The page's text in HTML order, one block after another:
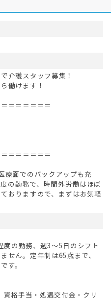
介護スタッフ募集！
働けます！
＝＝＝＝＝＝
＝＝＝＝＝＝
療面でのバックアップも充
の勤務で、時間外労働はほぼ
おりますので、まずはお気軽
の勤務、週3～5日のシフト
せん。定年制は65歳まで、
す。
格手当・処遇交付金・クリ